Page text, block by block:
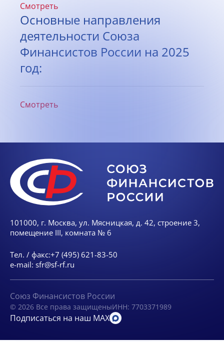
Смотреть
Основные направления
деятельности Союза
Финансистов России на 2025
год:
Смотреть
101000, г. Москва, ул. Мясницкая, д. 42, строение 3,
помещение III, комната № 6
Тел. / факс:+7 (495) 621-83-50
e-mail: sfr@sf-rf.ru
Союз Финансистов России
© 2026 Все права защищеныИНН: 7703371989
Подписаться на наш MAX